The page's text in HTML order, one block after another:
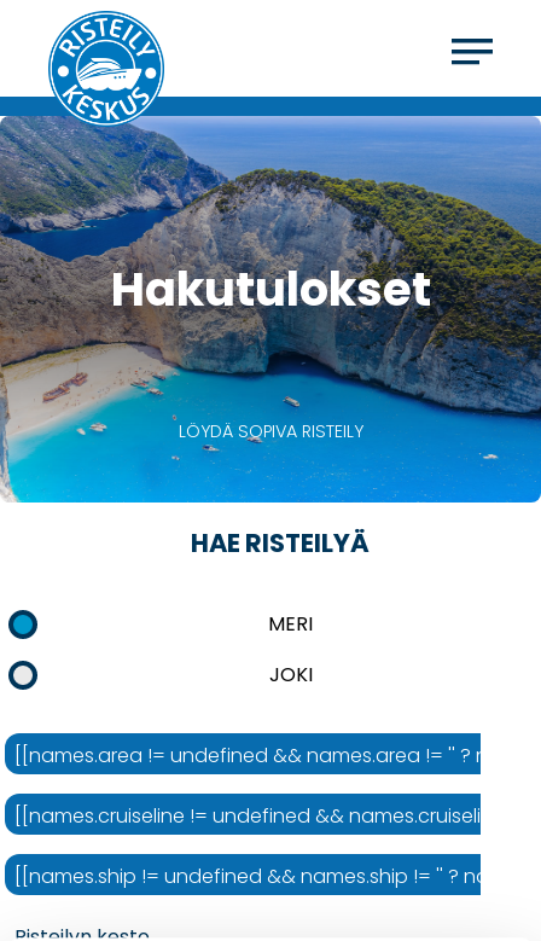
Hakutulokset
LÖYDÄ SOPIVA RISTEILY
HAE RISTEILYÄ
MERI
JOKI
[[names.area != undefined && names.area != '' ?
[[names.cruiseline != undefined && names.cruiseline
[[names.ship != undefined && names.ship != '' ?